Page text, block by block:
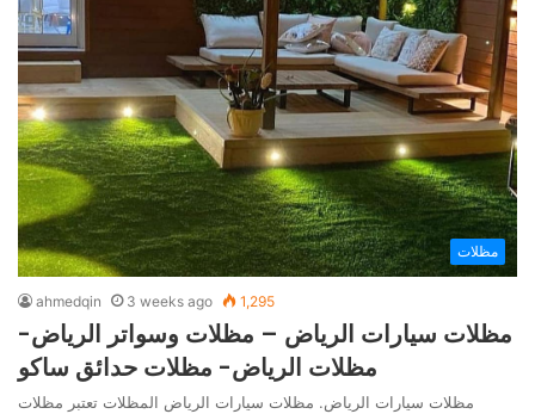
مظلات
ahmedqin 3 weeks ago 1,295
مظلات سيارات الرياض – مظلات وسواتر الرياض-
مظلات الرياض- مظلات حدائق ساكو
مظلات سيارات الرياض. مظلات سيارات الرياض المظلات تعتبر مظلات